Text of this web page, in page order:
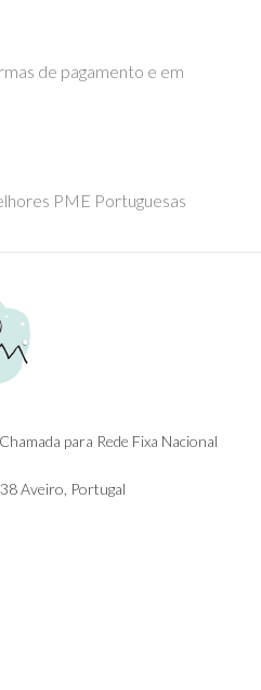
de pagamento e em
PME Portuguesas
para Rede Fixa Nacional
Aveiro, Portugal